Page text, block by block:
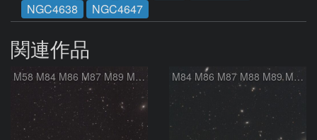
NGC4638
NGC4647
関連作品
M58 M84 M86 M87 M89 M90 マルカリアンの銀河鎖 おとめ座 かみのけ座 M84 M86 M87 M88 M89 M90 M91 マルカリアンの銀河鎖 おとめ座 かみのけ座